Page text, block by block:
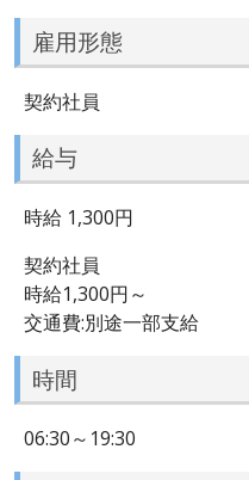
雇用形態
契約社員
給与
時給 1,300円
契約社員
時給1,300円～
交通費:別途一部支給
時間
06:30～19:30